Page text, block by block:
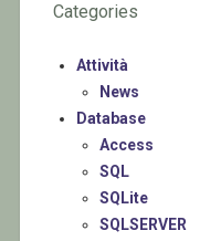
Categories
Attività
News
Database
Access
SQL
SQLite
SQLSERVER